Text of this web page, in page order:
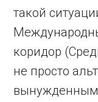
такой
коридор
не просто